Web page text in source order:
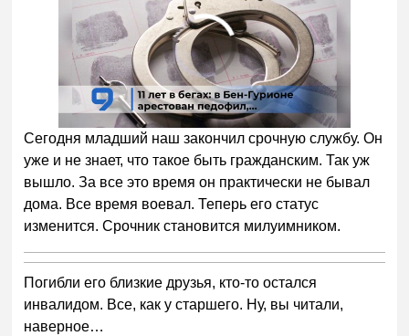
00:00/01:00
Сегодня младший наш закончил срочную службу. Он
уже и не знает, что такое быть гражданским. Так уж
вышло. За все это время он практически не бывал
дома. Все время воевал. Теперь его статус
изменится. Срочник становится милуимником.
Погибли его близкие друзья, кто-то остался
инвалидом. Все, как у старшего. Ну, вы читали,
наверное…